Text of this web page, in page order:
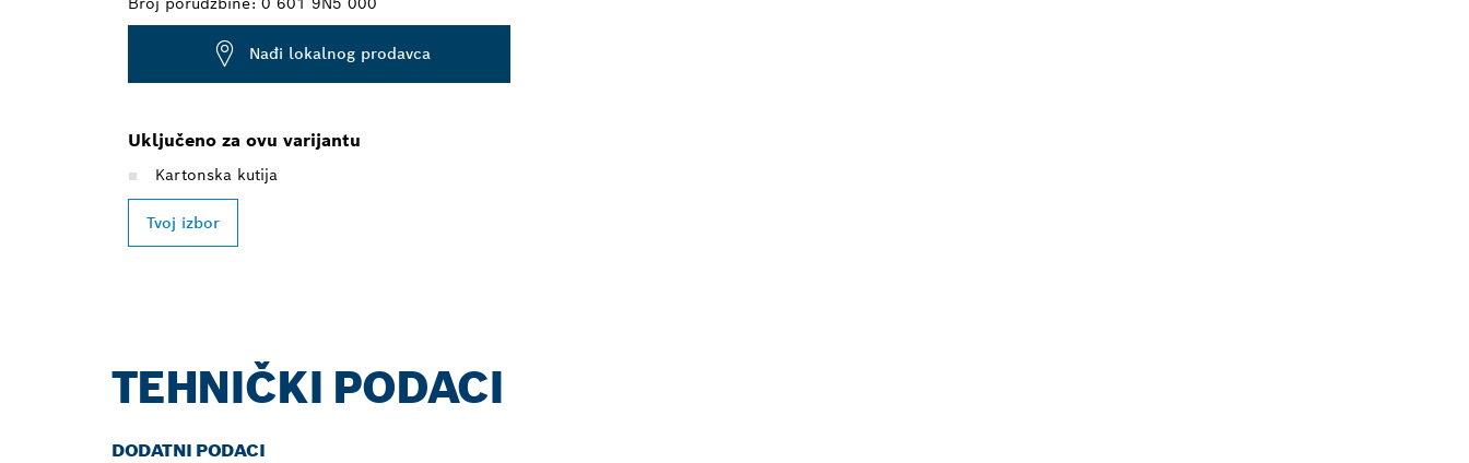
Nađi lokalnog prodavca
Uključeno za ovu varijantu
Kartonska kutija
Tvoj izbor
TEHNIČKI PODACI
DODATNI PODACI